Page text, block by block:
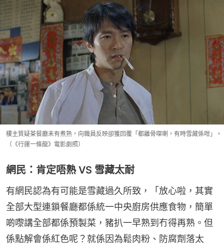
樓主質疑茶餐廳未有煮熟，向職員反映卻獲回覆「都離骨㗎喇，有時雪藏係咁」。
（《行運一條龍》電影劇照）
網民：肯定唔熟 VS 雪藏太耐
有網民認為有可能是雪藏過久所致，「放心啦，其實
全部大型連鎖餐廳都係統一中央廚房供應食物，簡單
啲嚟講全部都係預製菜，豬扒一早熟到冇得再熟。但
係點解會係紅色呢？就係因為鬆肉粉、防腐劑落太